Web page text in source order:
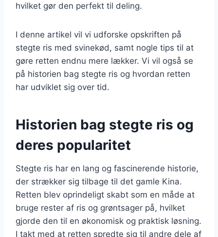
hvilket gør den perfekt til deling.
I denne artikel vil vi udforske opskriften på
stegte ris med svinekød, samt nogle tips til at
gøre retten endnu mere lækker. Vi vil også se
på historien bag stegte ris og hvordan retten
har udviklet sig over tid.
Historien bag stegte ris og
deres popularitet
Stegte ris har en lang og fascinerende historie,
der strækker sig tilbage til det gamle Kina.
Retten blev oprindeligt skabt som en måde at
bruge rester af ris og grøntsager på, hvilket
gjorde den til en økonomisk og praktisk løsning.
I takt med at retten spredte sig til andre dele af